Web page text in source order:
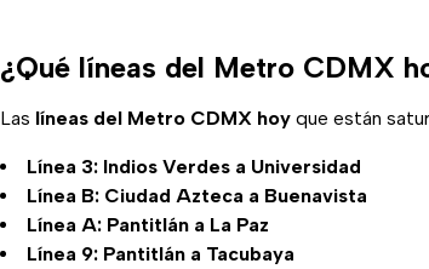
¿Qué líneas del Metro CDMX
Las líneas del Metro CDMX hoy que están
Línea 3: Indios Verdes a Universidad
Línea B: Ciudad Azteca a Buenavista
Línea A: Pantitlán a La Paz
Línea 9: Pantitlán a Tacubaya